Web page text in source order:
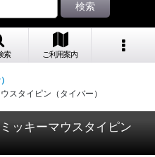
検索
索 ご利用案内
スタイピン（タイバー）
ッキーマウスタイピン